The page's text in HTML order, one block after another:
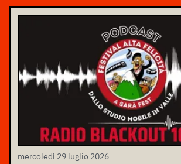
mercoledì 29 luglio 2026